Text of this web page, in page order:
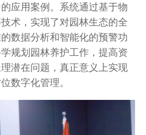
应用案例。系统通过基于物
术，实现了对园林生态的全
数据分析和智能化的预警功
规划园林养护工作，提高资
潜在问题，真正意义上实现
数字化管理。